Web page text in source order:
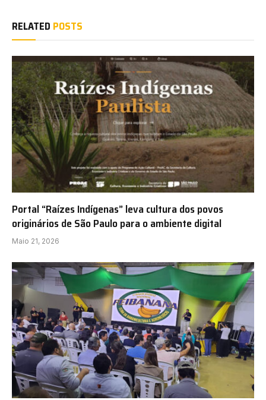
RELATED POSTS
Portal “Raízes Indígenas” leva cultura dos povos
originários de São Paulo para o ambiente digital
Maio 21, 2026